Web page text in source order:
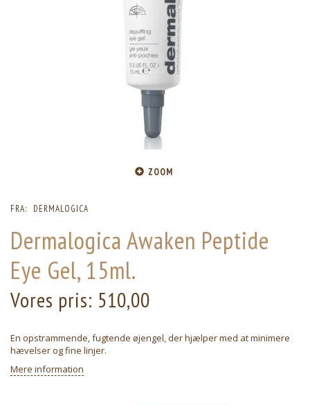
ZOOM
FRA: DERMALOGICA
Dermalogica Awaken Peptide
Eye Gel, 15ml.
Vores pris: 510,00
En opstrammende, fugtende øjengel, der hjælper med at minimere
hævelser og fine linjer.
Mere information